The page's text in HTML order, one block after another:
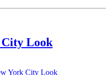
Look
York City Look